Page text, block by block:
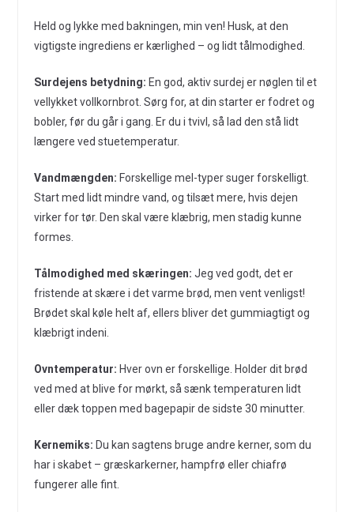
Held og lykke med bakningen, min ven! Husk, at den
vigtigste ingrediens er kærlighed – og lidt tålmodighed.
Surdejens betydning: En god, aktiv surdej er nøglen til et
vellykket vollkornbrot. Sørg for, at din starter er fodret og
bobler, før du går i gang. Er du i tvivl, så lad den stå lidt
længere ved stuetemperatur.
Vandmængden: Forskellige mel-typer suger forskelligt.
Start med lidt mindre vand, og tilsæt mere, hvis dejen
virker for tør. Den skal være klæbrig, men stadig kunne
formes.
Tålmodighed med skæringen: Jeg ved godt, det er
fristende at skære i det varme brød, men vent venligst!
Brødet skal køle helt af, ellers bliver det gummiagtigt og
klæbrigt indeni.
Ovntemperatur: Hver ovn er forskellige. Holder dit brød
ved med at blive for mørkt, så sænk temperaturen lidt
eller dæk toppen med bagepapir de sidste 30 minutter.
Kernemiks: Du kan sagtens bruge andre kerner, som du
har i skabet – græskarkerner, hampfrø eller chiafrø
fungerer alle fint.